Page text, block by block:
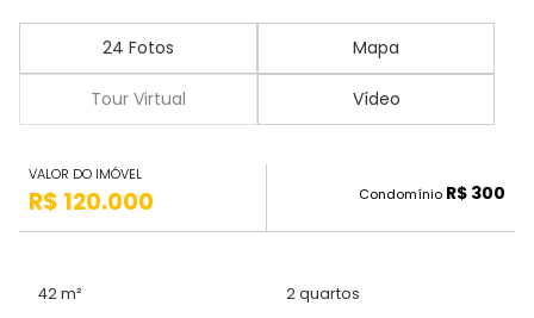
24 Fotos Mapa
Tour Virtual Vídeo
VALOR DO IMÓVEL
R$ 120.000 Condomínio R$ 300
42 m² 2 quartos